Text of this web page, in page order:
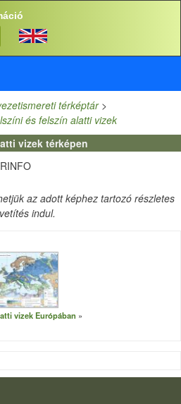
térképtár>
és felszín alatti vizek
vizek térképen
az adott képhez tartozó részletes
indul.
vizek Európában